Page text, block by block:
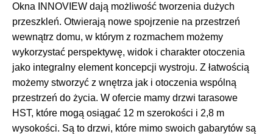
Okna INNOVIEW dają możliwość tworzenia dużych
przeszkleń. Otwierają nowe spojrzenie na przestrzeń
wewnątrz domu, w którym z rozmachem możemy
wykorzystać perspektywę, widok i charakter otoczenia
jako integralny element koncepcji wystroju. Z łatwością
możemy stworzyć z wnętrza jak i otoczenia wspólną
przestrzeń do życia. W ofercie mamy drzwi tarasowe
HST, które mogą osiągać 12 m szerokości i 2,8 m
wysokości. Są to drzwi, które mimo swoich gabarytów są